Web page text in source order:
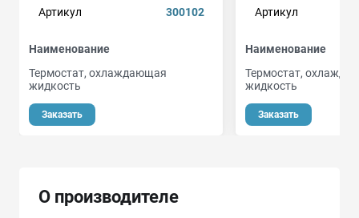
Артикул
300102
Наименование
Термостат, охлаждающая
жидкость
Заказать
Артикул
Наименование
Термостат,
жидкость
Заказать
О производителе